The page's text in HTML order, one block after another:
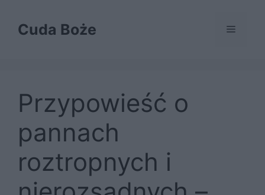
treściCuda Boże Menu
Przypowieść o
pannach
roztropnych i